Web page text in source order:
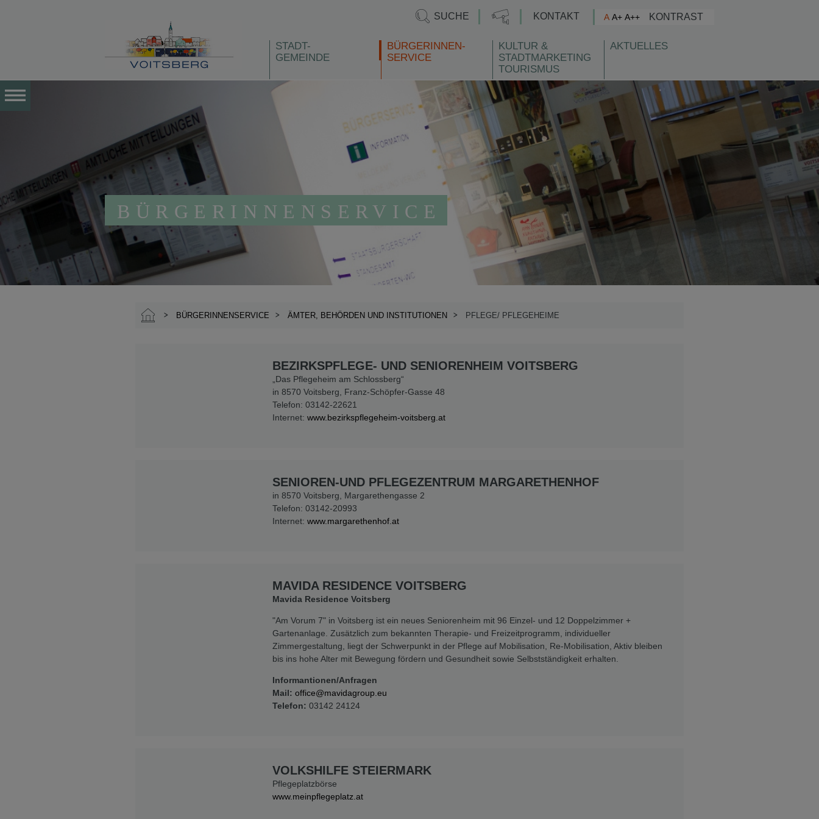
STADT-
GEMEINDE
BÜRGERINNEN-
SERVICE
KULTUR &
STADTMARKETING
TOURISMUS
AKTUELLES
SUCHE KONTAKT A A+ A++ KONTRAST
BÜRGERINNENSERVICE
BÜRGERINNENSERVICE ÄMTER, BEHÖRDEN UND INSTITUTIONEN PFLEGE/ PFLEGEHEIME
BEZIRKSPFLEGE- UND SENIORENHEIM VOITSBERG
„Das Pflegeheim am Schlossberg“
in 8570 Voitsberg, Franz-Schöpfer-Gasse 48
Telefon: 03142-22621
Internet: www.bezirkspflegeheim-voitsberg.at
SENIOREN-UND PFLEGEZENTRUM MARGARETHENHOF
in 8570 Voitsberg, Margarethengasse 2
Telefon: 03142-20993
Internet: www.margarethenhof.at
MAVIDA RESIDENCE VOITSBERG
Mavida Residence Voitsberg
"Am Vorum 7" in Voitsberg ist ein neues Seniorenheim mit 96 Einzel- und 12 Doppelzimmer +
Gartenanlage. Zusätzlich zum bekannten Therapie- und Freizeitprogramm, individueller
Zimmergestaltung, liegt der Schwerpunkt in der Pflege auf Mobilisation, Re-Mobilisation, Aktiv bleiben
bis ins hohe Alter mit Bewegung fördern und Gesundheit sowie Selbstständigkeit erhalten.
Informantionen/Anfragen
Mail: office@mavidagroup.eu
Telefon: 03142 24124
VOLKSHILFE STEIERMARK
Pflegeplatzbörse
www.meinpflegeplatz.at